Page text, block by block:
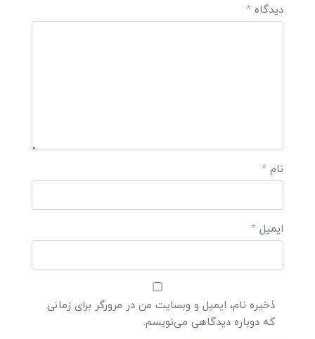
دیدگاه *
نام *
ایمیل *
ذخیره نام، ایمیل و وبسایت من در مرورگر برای زمانی
که دوباره دیدگاهی می‌نویسم.